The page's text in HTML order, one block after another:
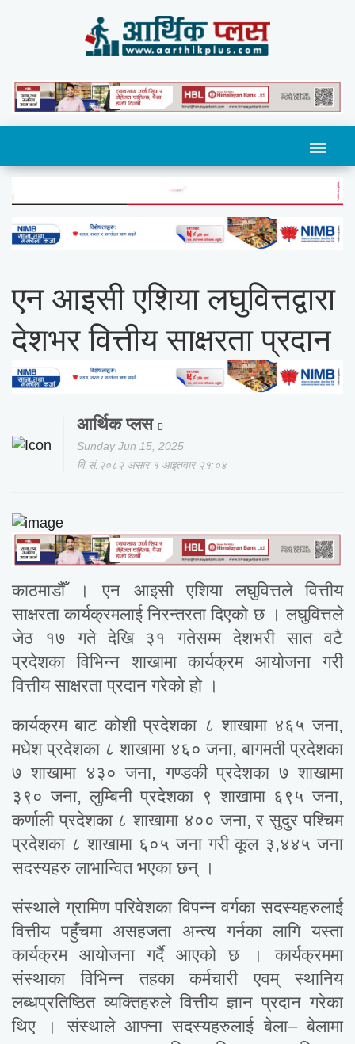
एन आइसी एशिया लघुवित्तद्वारा
देशभर वित्तीय साक्षरता प्रदान
आर्थिक प्लस
Sunday Jun 15, 2025
वि.सं.२०८२ असार १ आइतवार २१:०४
काठमाडौँ । एन आइसी एशिया लघुवित्तले वित्तीय
साक्षरता कार्यक्रमलाई निरन्तरता दिएको छ । लघुवित्तले
जेठ १७ गते देखि ३१ गतेसम्म देशभरी सात वटै
प्रदेशका विभिन्न शाखामा कार्यक्रम आयोजना गरी
वित्तीय साक्षरता प्रदान गरेको हो ।
कार्यक्रम बाट कोशी प्रदेशका ८ शाखामा ४६५ जना,
मधेश प्रदेशका ८ शाखामा ४६० जना, बागमती प्रदेशका
७ शाखामा ४३० जना, गण्डकी प्रदेशका ७ शाखामा
३९० जना, लुम्बिनी प्रदेशका ९ शाखामा ६९५ जना,
कर्णाली प्रदेशका ८ शाखामा ४०० जना, र सुदुर पश्चिम
प्रदेशका ८ शाखामा ६०५ जना गरी कूल ३,४४५ जना
सदस्यहरु लाभान्वित भएका छन् ।
संस्थाले ग्रामिण परिवेशका विपन्न वर्गका सदस्यहरुलाई
वित्तीय पहुँचमा असहजता अन्त्य गर्नका लागि यस्ता
कार्यक्रम आयोजना गर्दै आएको छ । कार्यक्रममा
संस्थाका विभिन्न तहका कर्मचारी एवम् स्थानिय
लब्धप्रतिष्ठित व्यक्तिहरुले वित्तीय ज्ञान प्रदान गरेका
थिए । संस्थाले आफ्ना सदस्यहरुलाई बेला– बेलामा